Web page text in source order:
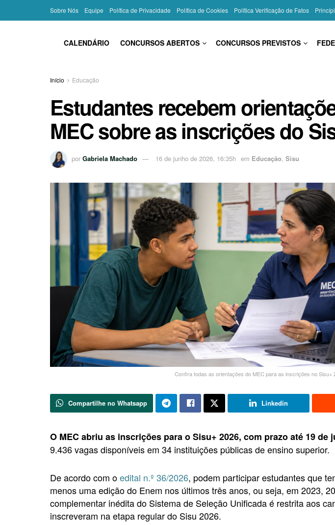
Sobre Nós Equipe Política de Privacidade Política de Cookies Política Verificação de Fatos
CALENDÁRIO CONCURSOS ABERTOS CONCURSOS PREVISTOS
Início Educação
Estudantes recebem
MEC sobre as inscrições do
por Gabriela Machado 16 de junho de 2026, 16:35h em Educação, Sisu
Confira todas as orientações do MEC para as inscrições no
Compartilhe no Whatsapp Linkedin
O MEC abriu as inscrições para o Sisu+ 2026, com prazo até 19 de
9.436 vagas disponíveis em 34 instituições públicas de ensino superior.
De acordo com oedital n.º 36/2026, podem participar estudantes que
menos uma edição do Enem nos últimos três anos, ou seja, em 2023,
complementar inédita do Sistema de Seleção Unificada é restrita aos
inscreveram na etapa regular do Sisu 2026.